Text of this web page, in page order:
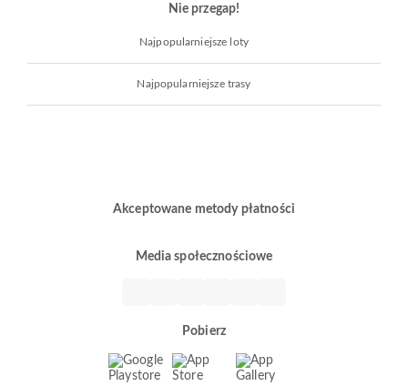
Nie przegap!
Najpopularniejsze loty
Najpopularniejsze trasy
Akceptowane metody płatności
Media społecznościowe
Pobierz